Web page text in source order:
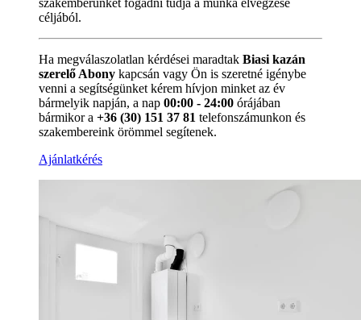
céljából.
Ha megválaszolatlan kérdései maradtak Biasi kazán
szerelő Abony kapcsán vagy Ön is szeretné igénybe
venni a segítségünket kérem hívjon minket az év
bármelyik napján, a nap 00:00 - 24:00 órájában
bármikor a +36 (30) 151 37 81 telefonszámunkon és
szakembereink örömmel segítenek.
Ajánlatkérés